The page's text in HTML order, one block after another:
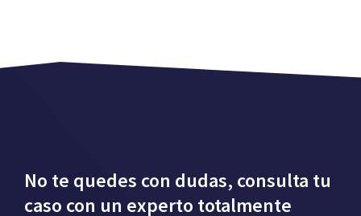
No te quedes con dudas, consulta tu
caso con un experto totalmente